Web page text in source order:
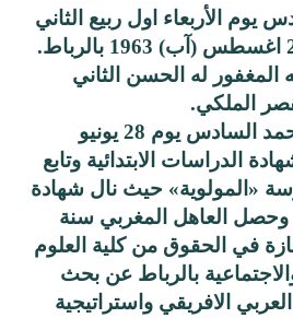
يوم الأربعاء اول ربيع الثاني
1383 هـ الموافق لـ 21 اغسطس (آب) 1963 بالرباط.
له الحسن الثاني
الملكي.
وحصل جلالة الملك محمد السادس يوم 28 يونيو
على شهادة الدراسات الابتدائية وتابع
«المولوية» حيث نال شهادة
عام 1981 . وحصل العاهل المغربي سنة
في الحقوق من كلية العلوم
والاجتماعية بالرباط عن بحث
الافريقي واستراتيجية